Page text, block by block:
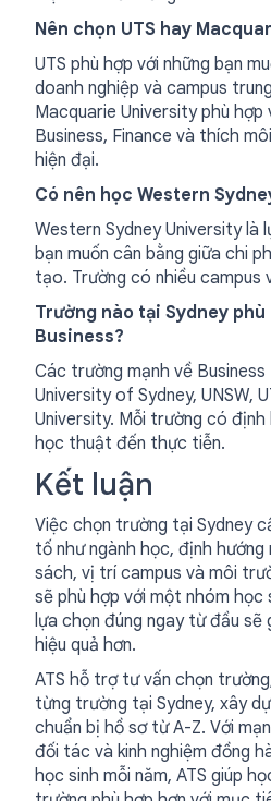
Nên chọn UTS hay
UTS phù hợp với những bạn
doanh nghiệp và campus
Macquarie University phù
Business, Finance và thích
hiện đại.
Có nên học Western
Western Sydney University là
bạn muốn cân bằng giữa chi
tạo. Trường có nhiều campus
Trường nào tại Sydney
Business?
Các trường mạnh về Business
University of Sydney, UNSW,
University. Mỗi trường có
học thuật đến thực tiễn.
Kết luận
Việc chọn trường tại Sydney
tố như ngành học, định hướng
sách, vị trí campus và môi
sẽ phù hợp với một nhóm học
lựa chọn đúng ngay từ đầu sẽ
hiệu quả hơn.
ATS hỗ trợ tư vấn chọn
từng trường tại Sydney, xây
chuẩn bị hồ sơ từ A-Z. Với
đối tác và kinh nghiệm đồng
học sinh mỗi năm, ATS giúp